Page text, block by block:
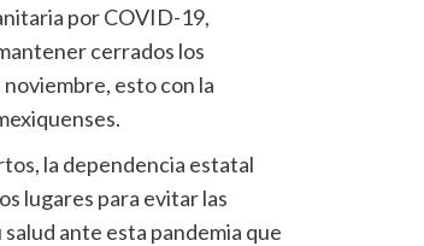
por COVID-19,
cerrados los
esto con la
la dependencia estatal
lugares para evitar las
ante esta pandemia que